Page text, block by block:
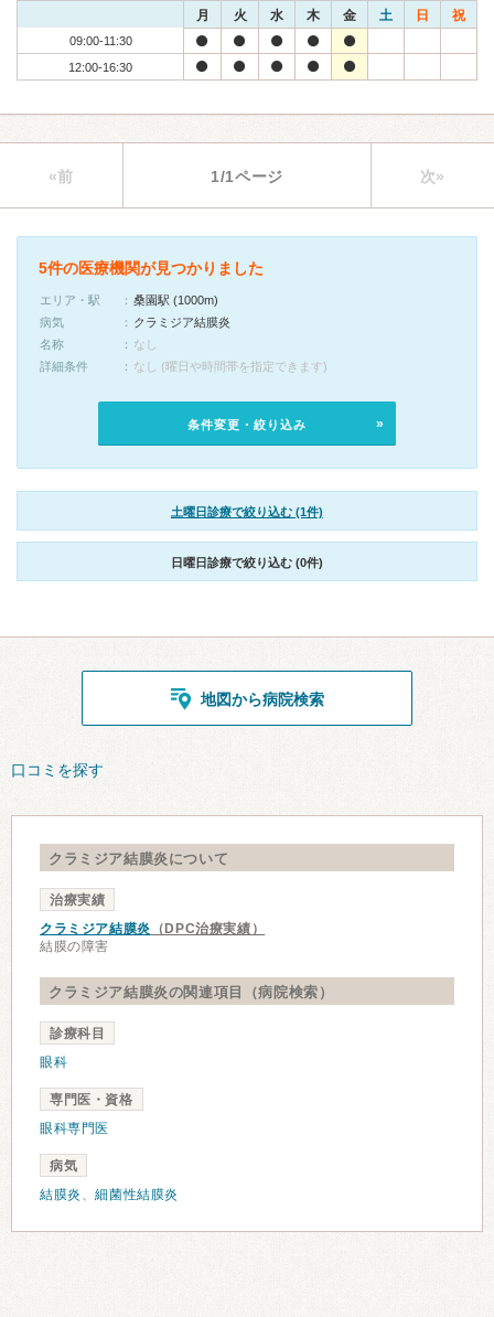
月 火 水 木 金 土 日 祝
09:00-11:30
12:00-16:30
«前 1/1ページ 次»
5件の医療機関が見つかりました
エリア・駅
桑園駅 (1000m)
病気
クラミジア結膜炎
名称
なし
詳細条件
なし (曜日や時間帯を指定できます)
条件変更・絞り込み
土曜日診療で絞り込む (1件)
日曜日診療で絞り込む (0件)
地図から病院検索
口コミを探す
クラミジア結膜炎について
治療実績
クラミジア結膜炎 （DPC治療実績）
結膜の障害
クラミジア結膜炎の関連項目（病院検索）
診療科目
眼科
専門医・資格
眼科専門医
病気
結膜炎 、細菌性結膜炎